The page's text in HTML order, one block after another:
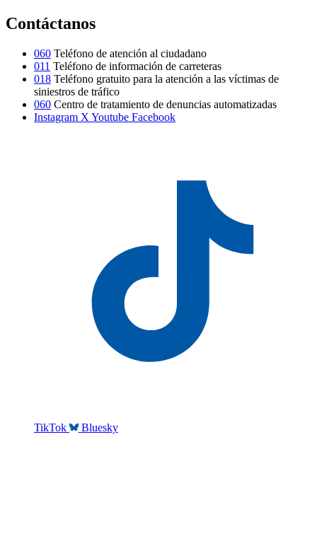
Contáctanos
060 Teléfono de atención al ciudadano
011 Teléfono de información de carreteras
018 Teléfono gratuito para la atención a las víctimas de
siniestros de tráfico
060 Centro de tratamiento de denuncias automatizadas
Instagram X Youtube Facebook
TikTok Bluesky